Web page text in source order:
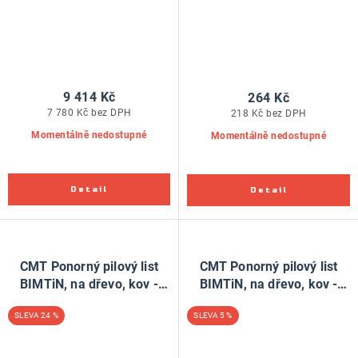
Momentálně nedostupné
7 780 Kč bez DPH
9 414 Kč
Momentálně nedostupné
218 Kč bez DPH
264 Kč
CMT Ponorný pilový list
BIMTiN, na dřevo, kov -
24 %
CMT Ponorný pilový list
BIMTiN, na dřevo, kov -
Fein, Festool
5 %